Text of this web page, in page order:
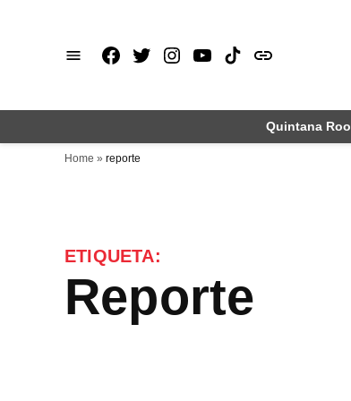
Facebook
X Instagram
Youtube
TikTok
issuu
Quintana Roo
Home » reporte
ETIQUETA:
reporte